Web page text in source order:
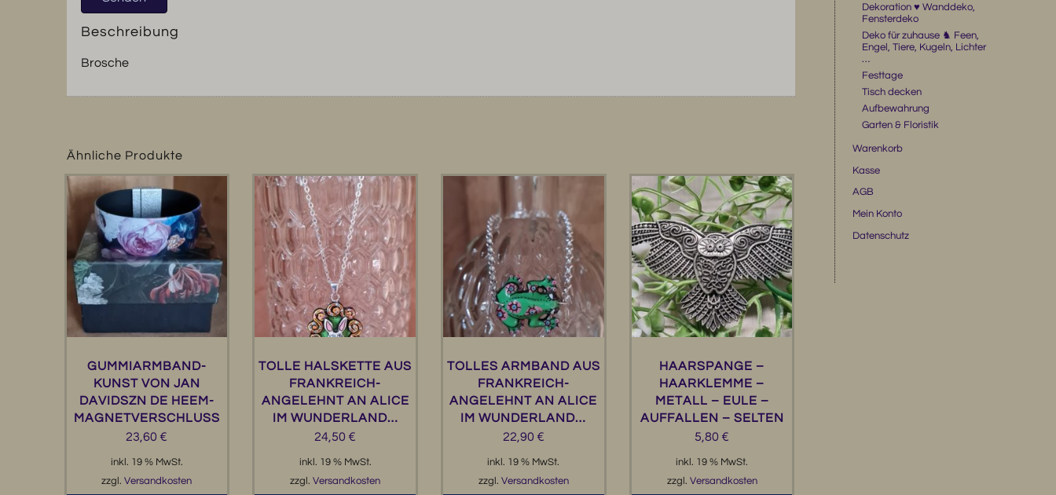
Beschreibung
Brosche
Ähnliche Produkte
GUMMIARMBAND-
KUNST VON JAN
DAVIDSZN DE HEEM-
MAGNETVERSCHLUSS
23,60 €
inkl. 19 % MwSt.
zzgl.Versandkosten
TOLLE HALSKETTE AUS
FRANKREICH-
ANGELEHNT AN ALICE
IM WUNDERLAND…
24,50 €
inkl. 19 % MwSt.
zzgl.Versandkosten
TOLLES ARMBAND AUS
FRANKREICH-
ANGELEHNT AN ALICE
IM WUNDERLAND…
22,90 €
inkl. 19 % MwSt.
zzgl. Versandkosten
HAARSPANGE –
HAARKLEMME –
METALL – EULE –
AUFFALLEN – SELTEN
5,80 €
inkl. 19 % MwSt.
zzgl. Versandkosten
Dekoration ♥ Wanddeko,
Fensterdeko
Deko für zuhause ♞ Feen,
Engel, Tiere, Kugeln, Lichter
…
Festtage
Tisch decken
Aufbewahrung
Garten & Floristik
Warenkorb
Kasse
AGB
Mein Konto
Datenschutz